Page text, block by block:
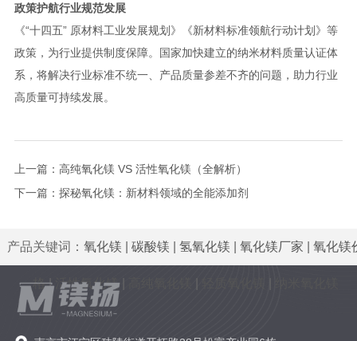
政策护航行业规范发展
《“十四五” 原材料工业发展规划》《新材料标准领航行动计划》等
政策，为行业提供制度保障。国家加快建立的纳米材料质量认证体
系，将解决行业标准不统一、产品质量参差不齐的问题，助力行业
高质量可持续发展。
上一篇： 高纯氧化镁 VS 活性氧化镁（全解析）
下一篇： 探秘氧化镁：新材料领域的全能添加剂
产品关键词： 氧化镁 碳酸镁 氢氧化镁 氧化镁厂家 氧化镁
格| 活性氧化镁|